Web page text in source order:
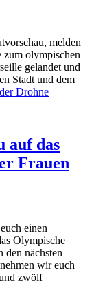
melden
zum olympischen
gelandet und
Stadt und dem
Drohne
auf das
Frauen
einen
Olympische
nächsten
wir euch
zwölf